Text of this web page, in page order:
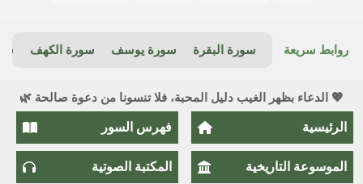
روابط سريعة سورة البقرة سورة يوسف سورة الكهف
💖 الدعاء بظهر الغيب دليل المحبة، فلا تنسونا من دعوة صالحة 🌿
الرئيسية فهرس السور
الموسوعة التاريخية المكتبة الصوتية